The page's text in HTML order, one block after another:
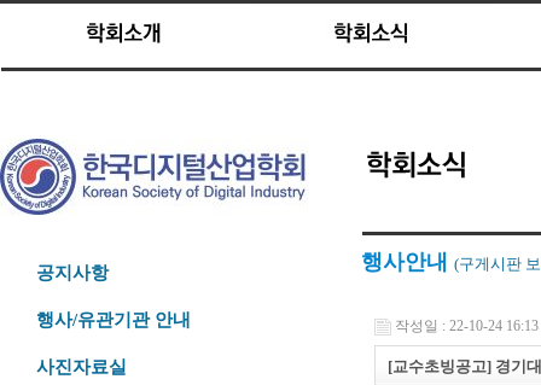
공지사항
행사/유관기관 안내
사진자료실
행사안내 (구게시판
작성일 : 22-10-24 16:13
[교수초빙공고] 경기